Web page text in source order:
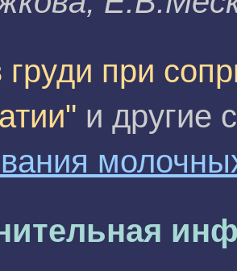
при
и другие